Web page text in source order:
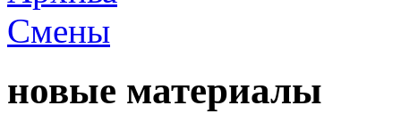
новые материалы